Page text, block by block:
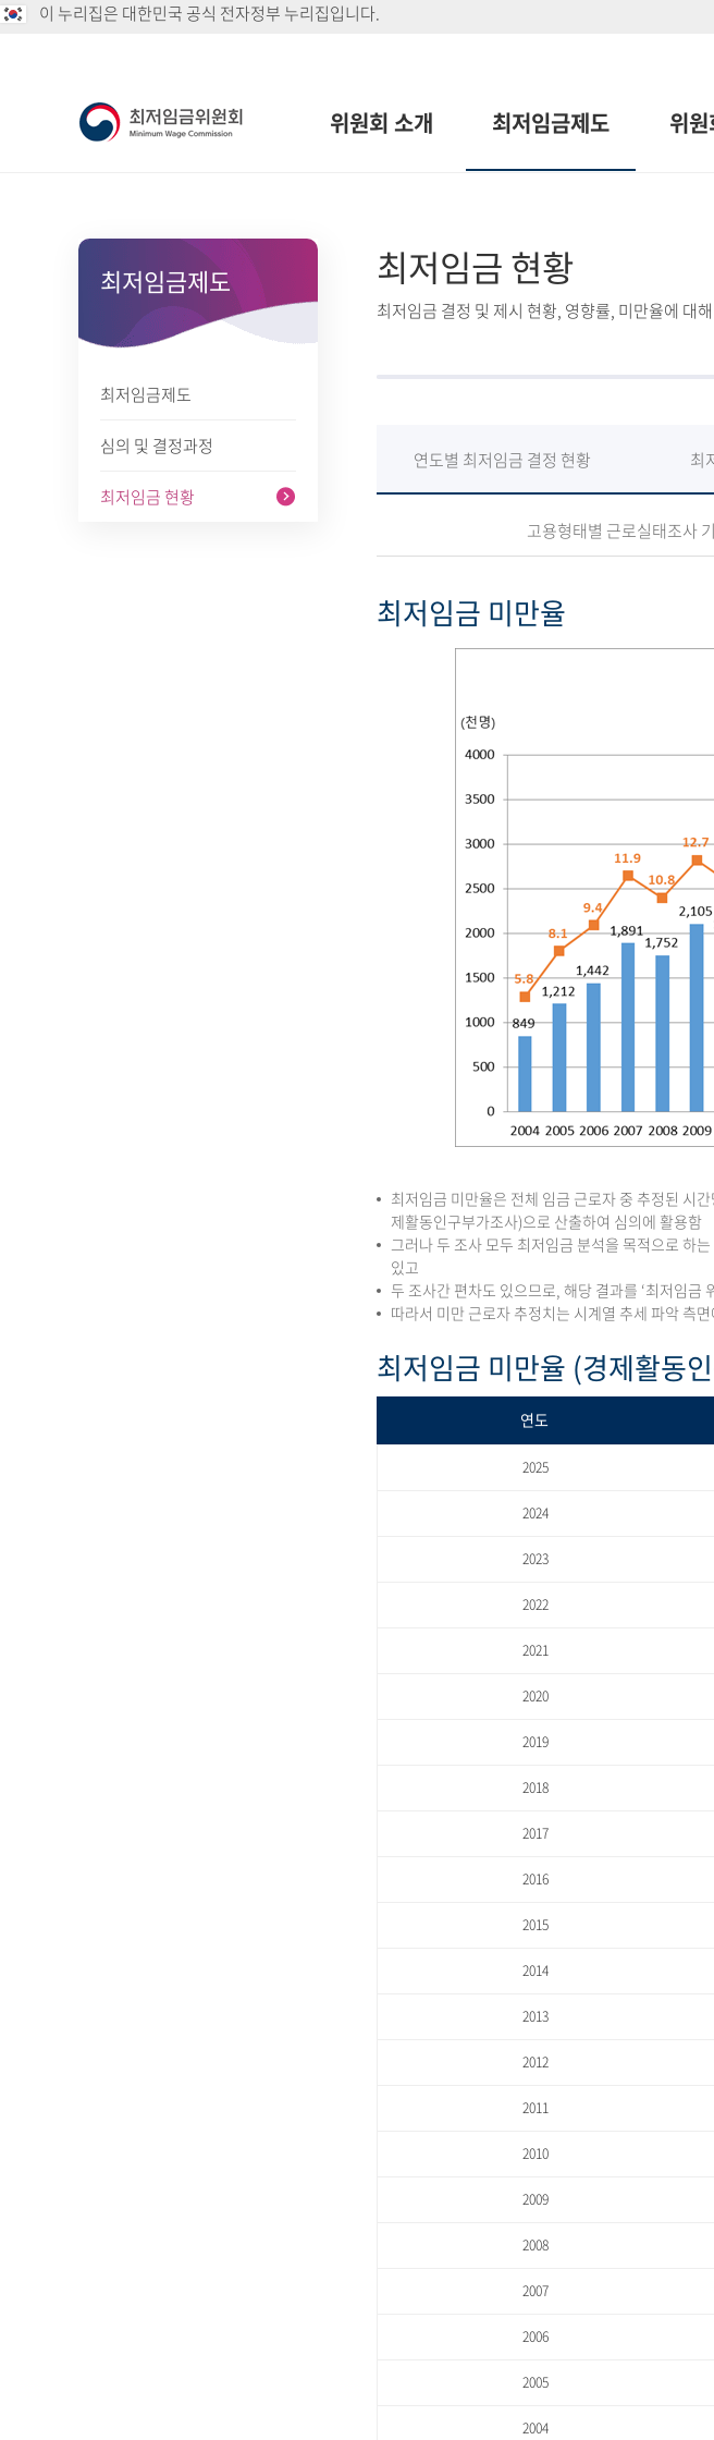
이 누리집은 대한민국 공식 전자정부 누리집입니다.
위원회 소개 최저임금제도 위
최저임금제도
최저임금제도
심의 및 결정과정
최저임금 현황
최저임금 현황
최저임금 결정 및 제시 현황, 영향률, 미만율에 대
연도별 최저임금 결정 현황 최
고용형태별 근로실태조사
최저임금 미만율
최저임금 미만율은 전체 임금 근로자 중 추정된 시
제활동인구부가조사)으로 산출하여 심의에 활용함
그러나 두 조사 모두 최저임금 분석을 목적으로 하
있고
두 조사간 편차도 있으므로, 해당 결과를 ‘최저임금
따라서 미만 근로자 추정치는 시계열 추세 파악 측
최저임금 미만율 (경제활동
연도
2025
2024
2023
2022
2021
2020
2019
2018
2017
2016
2015
2014
2013
2012
2011
2010
2009
2008
2007
2006
2005
2004